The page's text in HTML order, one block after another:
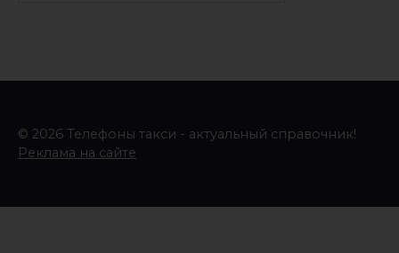
© 2026 Телефоны такси - актуальный справочник!
Реклама на сайте